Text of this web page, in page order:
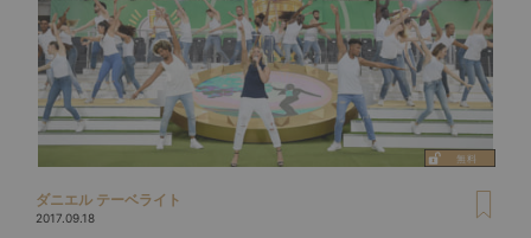
ダニエル テーベライト
2017.09.18